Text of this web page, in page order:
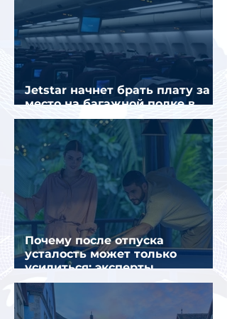
Jetstar начнет брать плату за
место на багажной полке в
салоне самолета
Почему после отпуска
усталость может только
усилиться: эксперты
объяснили причины